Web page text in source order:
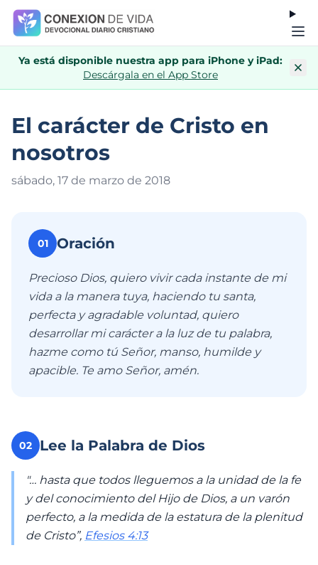
Ya está disponible nuestra app para iPhone y iPad:
Descárgala en el App Store
El carácter de Cristo en
nosotros
sábado, 17 de marzo de 2018
01 Oración
Precioso Dios, quiero vivir cada instante de mi
vida a la manera tuya, haciendo tu santa,
perfecta y agradable voluntad, quiero
desarrollar mi carácter a la luz de tu palabra,
hazme como tú Señor, manso, humilde y
apacible. Te amo Señor, amén.
02 Lee la Palabra de Dios
"… hasta que todos lleguemos a la unidad de la fe
y del conocimiento del Hijo de Dios, a un varón
perfecto, a la medida de la estatura de la plenitud
de Cristo”, Efesios 4:13